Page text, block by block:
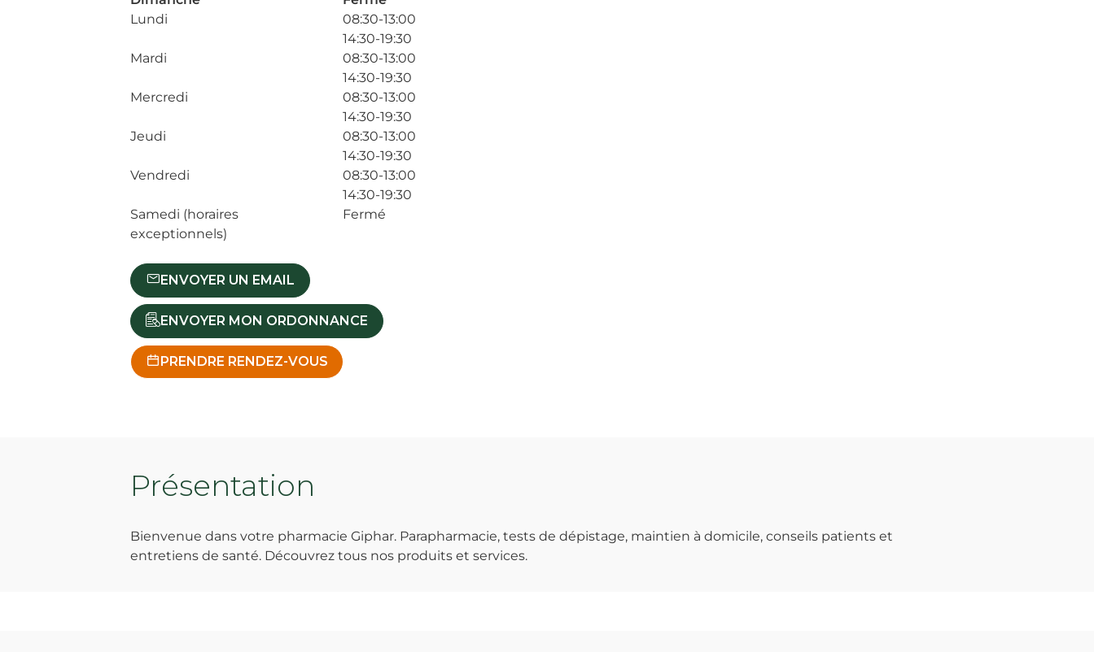
Lundi
08:30-13:00
14:30-19:30
Mardi
08:30-13:00
14:30-19:30
Mercredi
08:30-13:00
14:30-19:30
Jeudi
08:30-13:00
14:30-19:30
Vendredi
08:30-13:00
14:30-19:30
Samedi (horaires
exceptionnels)
Fermé
ENVOYER UN EMAIL
ENVOYER MON ORDONNANCE
PRENDRE RENDEZ-VOUS
Présentation
Bienvenue dans votre pharmacie Giphar. Parapharmacie, tests de dépistage, maintien à domicile, conseils patients et
entretiens de santé. Découvrez tous nos produits et services.